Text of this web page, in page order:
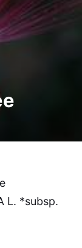
L. *subsp.